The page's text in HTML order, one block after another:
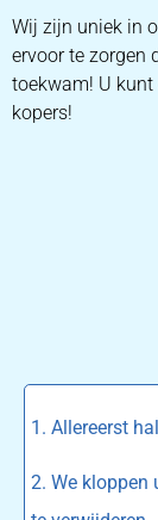
Wij zijn uniek in
ervoor te zorgen
toekwam! U kunt
kopers!
1. Allereerst
2. We kloppen